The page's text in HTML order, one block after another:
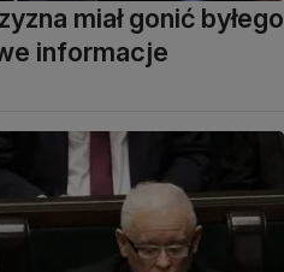
miał gonić byłego
informacje